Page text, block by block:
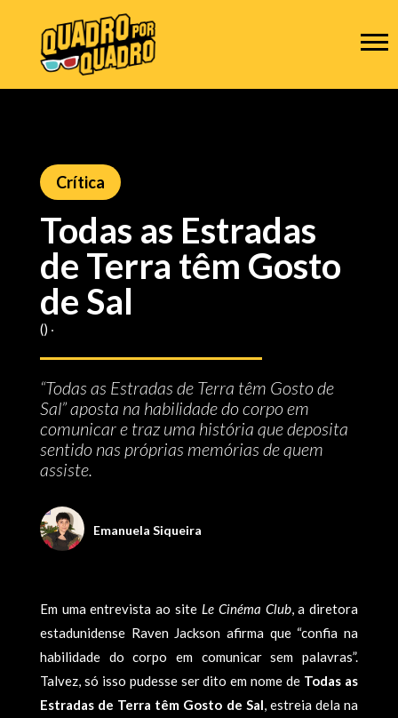
Crítica
Todas as Estradas
de Terra têm Gosto
de Sal
() ‧
“Todas as Estradas de Terra têm Gosto de
Sal” aposta na habilidade do corpo em
comunicar e traz uma história que deposita
sentido nas próprias memórias de quem
assiste.
Emanuela Siqueira
Em uma entrevista ao site Le Cinéma Club, a diretora
estadunidense Raven Jackson afirma que “confia na
habilidade do corpo em comunicar sem palavras”.
Talvez, só isso pudesse ser dito em nome de Todas as
Estradas de Terra têm Gosto de Sal, estreia dela na